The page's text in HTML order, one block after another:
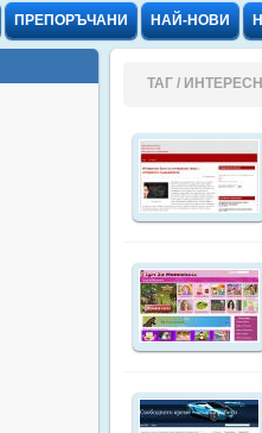
ПРЕПОРЪЧАНИ НАЙ-НОВИ
ТАГ /